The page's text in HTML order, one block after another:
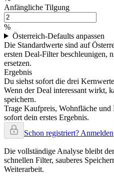
Anfängliche Tilgung
%
Österreich-Defaults anpassen
Die Standardwerte sind auf
ersten Deal-Filter beschleunigen,
ersetzen.
Ergebnis
Du siehst sofort die drei
Wenn der Deal interessant wirkt,
speichern.
Trage Kaufpreis, Wohnfläche und
sofort dein erstes Ergebnis.
Schon registriert? Anmelden
Die vollständige Analyse bleibt
schnellen Filter, sauberes
Weiterarbeit.